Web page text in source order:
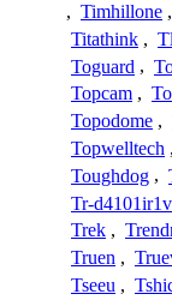
, Timhillone ,
Titathink ,
Toguard ,
Topcam ,
Topodome ,
Topwelltech ,
Toughdog ,
Tr-
Trek ,
Truen ,
Tseeu ,